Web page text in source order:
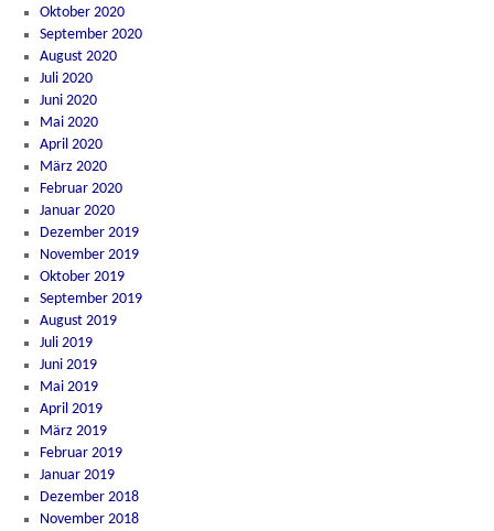
Oktober 2020
September 2020
August 2020
Juli 2020
Juni 2020
Mai 2020
April 2020
März 2020
Februar 2020
Januar 2020
Dezember 2019
November 2019
Oktober 2019
September 2019
August 2019
Juli 2019
Juni 2019
Mai 2019
April 2019
März 2019
Februar 2019
Januar 2019
Dezember 2018
November 2018